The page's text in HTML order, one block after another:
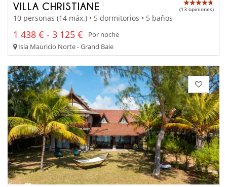
VILLA CHRISTIANE (13 opiniones)
10 personas (14 máx.) • 5 dormitorios • 5 baños
1 438 € - 3 125 €
Por noche
Isla Mauricio Norte - Grand Baie